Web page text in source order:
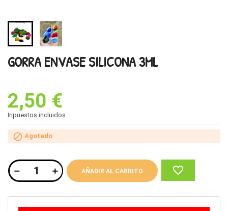
GORRA ENVASE SILICONA 3ML
2,50 €
Inpuestos incluidos
 Agotado
AÑADIR AL CARRITO favorite_border